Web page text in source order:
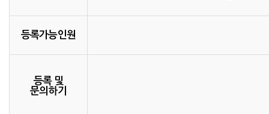
등록가능인원
등록 및
문의하기